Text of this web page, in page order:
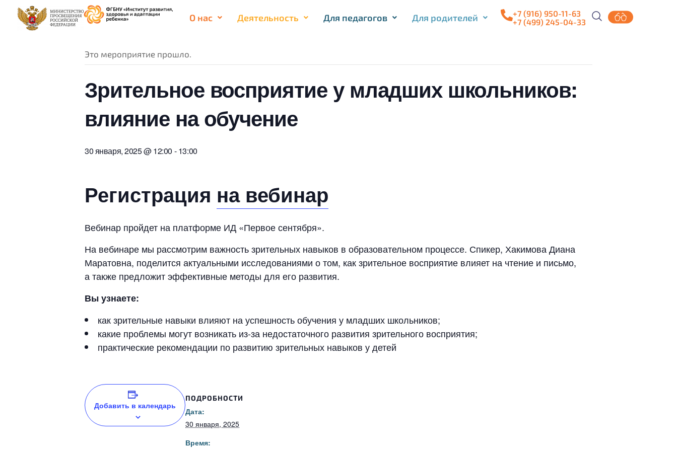
О нас Деятельность Для педагогов Для родителей
+7 (916) 950-11-63
+7 (499) 245-04-33
« Все Мероприятия
Это мероприятие прошло.
Зрительное восприятие у младших школьников:
влияние на обучение
30 января, 2025 @ 12:00 -13:00
Регистрация на вебинар
Вебинар пройдет на платформе ИД «Первое сентября».
На вебинаре мы рассмотрим важность зрительных навыков в образовательном процессе. Спикер, Хакимова Диана
Маратовна, поделится актуальными исследованиями о том, как зрительное восприятие влияет на чтение и письмо,
а также предложит эффективные методы для его развития.
Вы узнаете:
как зрительные навыки влияют на успешность обучения у младших школьников;
какие проблемы могут возникать из-за недостаточного развития зрительного восприятия;
практические рекомендации по развитию зрительных навыков у детей
Добавить в календарь
ПОДРОБНОСТИ
Дата:
30 января, 2025
Время: